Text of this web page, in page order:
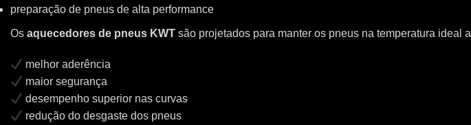
preparação de pneus de alta performance
Os aquecedores de pneus KWT são projetados para manter os pneus na temperatura ideal
melhor aderência
maior segurança
desempenho superior nas curvas
redução do desgaste dos pneus